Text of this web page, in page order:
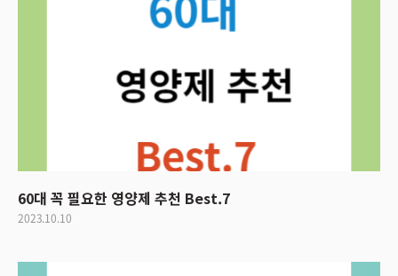
60대 꼭 필요한 영양제 추천 Best.7
2023.10.10